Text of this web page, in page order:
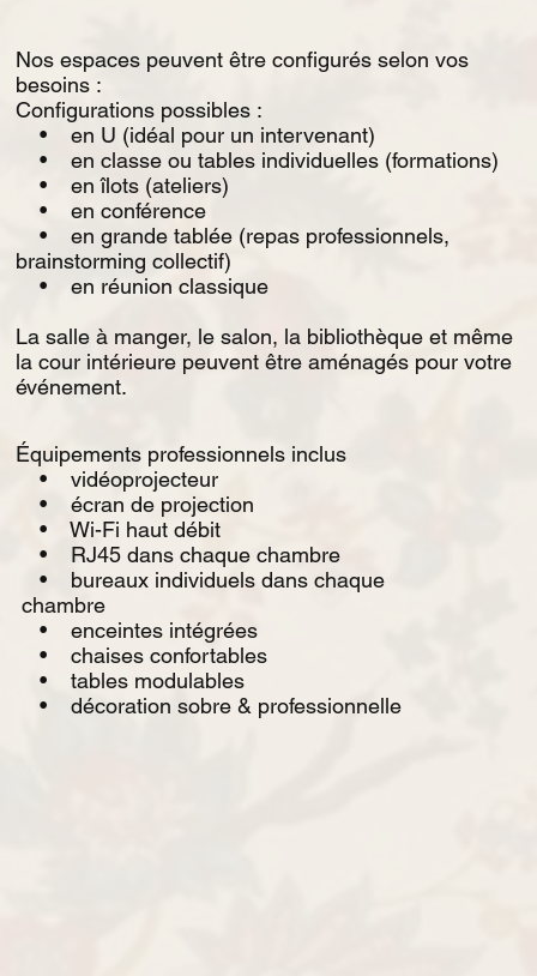
Nos espaces peuvent être configurés selon vos
besoins :
Configurations possibles :
• en U (idéal pour un intervenant)
• en classe ou tables individuelles (formations)
• en îlots (ateliers)
• en conférence
• en grande tablée (repas professionnels,
brainstorming collectif)
• en réunion classique
La salle à manger, le salon, la bibliothèque et même
la cour intérieure peuvent être aménagés pour votre
événement.
Équipements professionnels inclus
• vidéoprojecteur
• écran de projection
• Wi-Fi haut débit
• RJ45 dans chaque chambre
• bureaux individuels dans chaque
chambre
• enceintes intégrées
• chaises confortables
• tables modulables
• décoration sobre & professionnelle